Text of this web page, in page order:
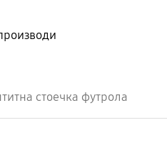
стоечка футрола